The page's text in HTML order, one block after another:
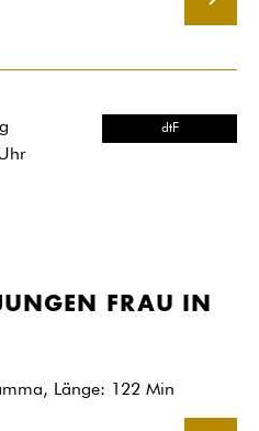
dtF
FRAU IN
Länge: 122 Min